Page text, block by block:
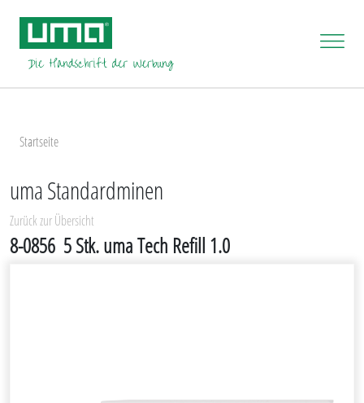
Startseite
uma Standardminen
Zurück zur Übersicht
8-0856 5 Stk. uma Tech Refill 1.0